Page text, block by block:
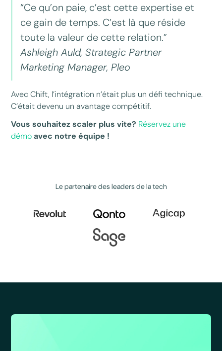
“Ce qu’on paie, c’est cette expertise et
ce gain de temps. C’est là que réside
toute la valeur de cette relation.”
Ashleigh Auld, Strategic Partner
Marketing Manager, Pleo
Avec Chift, l’intégration n’était plus un défi technique.
C’était devenu un avantage compétitif.
Vous souhaitez scaler plus vite? Réservez une
démo avec notre équipe !
Le partenaire des leaders de la tech